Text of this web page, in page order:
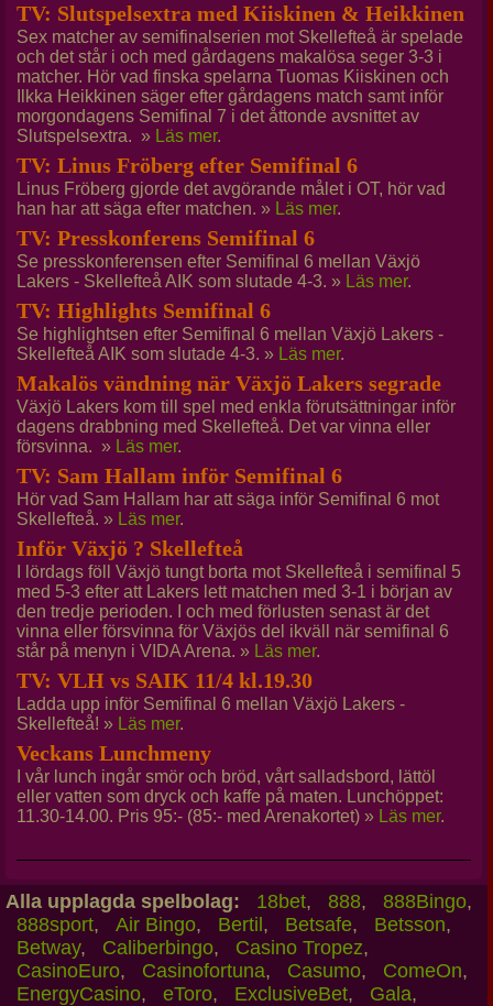
TV: Slutspelsextra med Kiiskinen & Heikkinen
Sex matcher av semifinalserien mot Skellefteå är spelade
och det står i och med gårdagens makalösa seger 3-3 i
matcher. Hör vad finska spelarna Tuomas Kiiskinen och
Ilkka Heikkinen säger efter gårdagens match samt inför
morgondagens Semifinal 7 i det åttonde avsnittet av
Slutspelsextra. » Läs mer.
TV: Linus Fröberg efter Semifinal 6
Linus Fröberg gjorde det avgörande målet i OT, hör vad
han har att säga efter matchen. » Läs mer.
TV: Presskonferens Semifinal 6
Se presskonferensen efter Semifinal 6 mellan Växjö
Lakers - Skellefteå AIK som slutade 4-3. » Läs mer.
TV: Highlights Semifinal 6
Se highlightsen efter Semifinal 6 mellan Växjö Lakers -
Skellefteå AIK som slutade 4-3. » Läs mer.
Makalös vändning när Växjö Lakers segrade
Växjö Lakers kom till spel med enkla förutsättningar inför
dagens drabbning med Skellefteå. Det var vinna eller
försvinna. » Läs mer.
TV: Sam Hallam inför Semifinal 6
Hör vad Sam Hallam har att säga inför Semifinal 6 mot
Skellefteå. » Läs mer.
Inför Växjö ? Skellefteå
I lördags föll Växjö tungt borta mot Skellefteå i semifinal 5
med 5-3 efter att Lakers lett matchen med 3-1 i början av
den tredje perioden. I och med förlusten senast är det
vinna eller försvinna för Växjös del ikväll när semifinal 6
står på menyn i VIDA Arena. » Läs mer.
TV: VLH vs SAIK 11/4 kl.19.30
Ladda upp inför Semifinal 6 mellan Växjö Lakers -
Skellefteå! » Läs mer.
Veckans Lunchmeny
I vår lunch ingår smör och bröd, vårt salladsbord, lättöl
eller vatten som dryck och kaffe på maten. Lunchöppet:
11.30-14.00. Pris 95:- (85:- med Arenakortet) » Läs mer.
Alla upplagda spelbolag: 18bet, 888, 888Bingo,
888sport, Air Bingo, Bertil , Betsafe, Betsson,
Betway, Caliberbingo, Casino Tropez,
CasinoEuro, Casinofortuna, Casumo, ComeOn,
EnergyCasino, eToro, ExclusiveBet, Gala,